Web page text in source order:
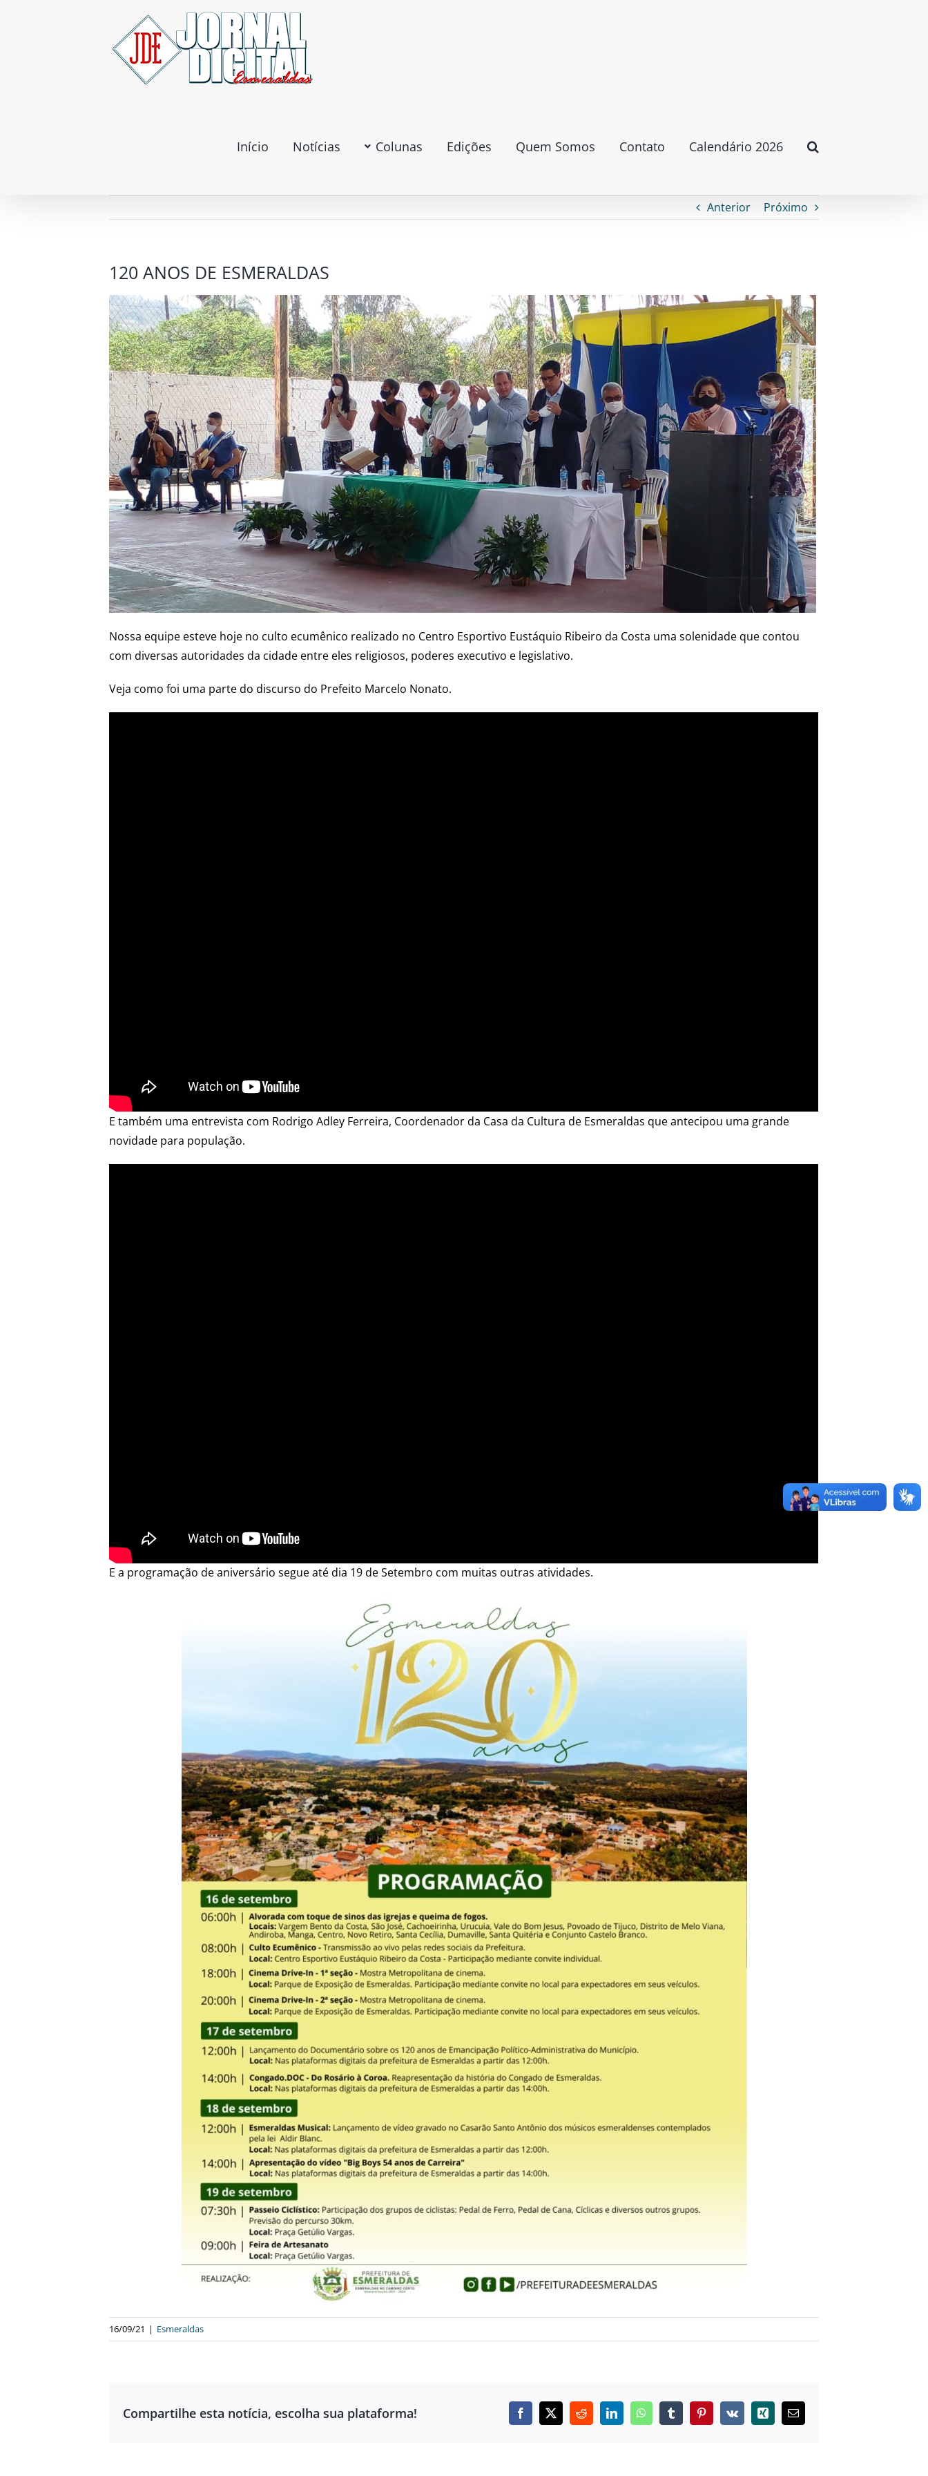
Início Notícias Colunas Edições Quem Somos Contato Calendário 2026
Anterior Próximo
120 ANOS DE ESMERALDAS
Nossa equipe esteve hoje no culto ecumênico realizado no Centro Esportivo Eustáquio Ribeiro da Costa uma solenidade que contou
com diversas autoridades da cidade entre eles religiosos, poderes executivo e legislativo.
Veja como foi uma parte do discurso do Prefeito Marcelo Nonato.
E também uma entrevista com Rodrigo Adley Ferreira, Coordenador da Casa da Cultura de Esmeraldas que antecipou uma grande
novidade para população.
E a programação de aniversário segue até dia 19 de Setembro com muitas outras atividades.
16/09/21 | Esmeraldas
Compartilhe esta notícia, escolha sua plataforma! Facebook
X RedditLinkedInWhatsAppTumblrPinterest
Vk Xing
E-
mail